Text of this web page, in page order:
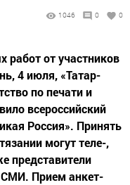
1046 0 0
работ от участников
4 июля, «Татар-
по печати и
всероссийский
Россия». Принять
могут теле-,
представители
СМИ. Прием анкет-